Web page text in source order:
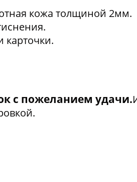
кожа толщиной 2мм.
карточки.
с пожеланием удачи.